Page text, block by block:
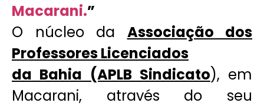
Macarani.”
O núcleo da Associação dos
Professores Licenciados
da Bahia (APLB Sindicato), em
Macarani, através do seu